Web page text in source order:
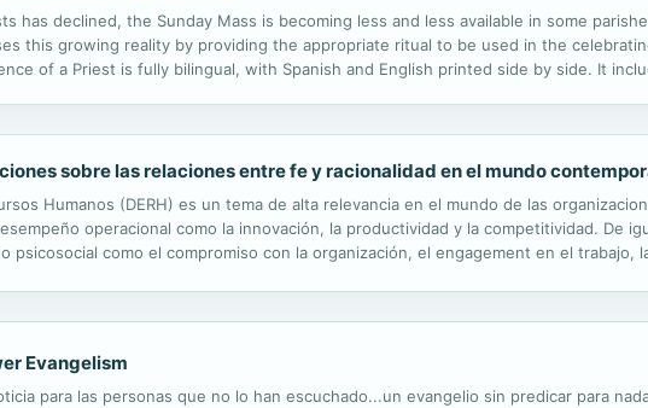
has declined, the Sunday Mass is becoming less and less available in some
this growing reality by providing the appropriate ritual to be used in the
of a Priest is fully bilingual, with Spanish and English printed side by side. It
sobre las relaciones entre fe y racionalidad en el mundo
Humanos (DERH) es un tema de alta relevancia en el mundo de las
operacional como la innovación, la productividad y la competitividad. De
psicosocial como el compromiso con la organización, el engagement en el trabajo,
Evangelism
para las personas que no lo han escuchado...un evangelio sin predicar para